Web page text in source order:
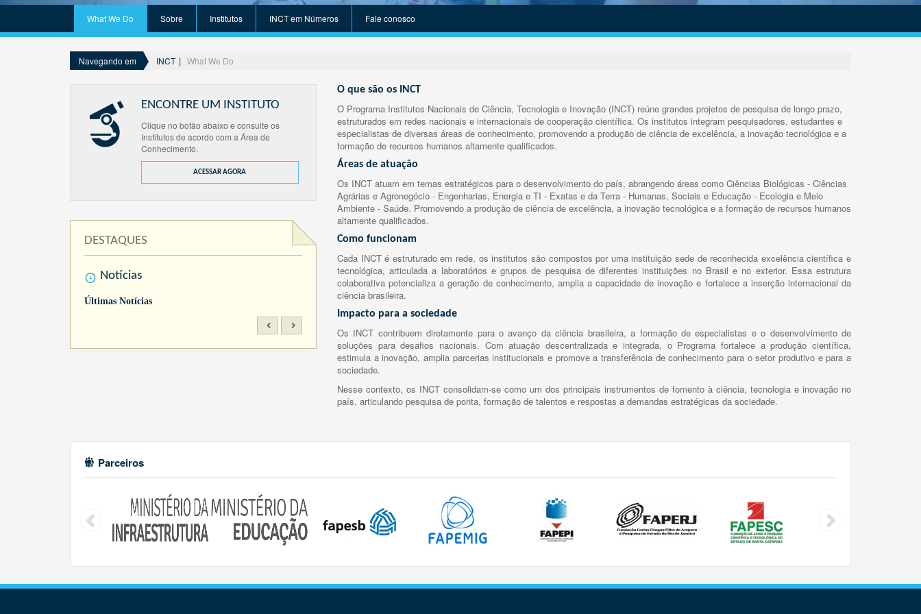
What We Do Sobre Institutos INCT em Números Fale conosco
Navegando em INCT What We Do
ENCONTRE UM INSTITUTO
Clique no botão abaixo e consulte os
Institutos de acordo com a Área de
Conhecimento.
ACESSAR AGORA
DESTAQUES
Notícias
Últimas Notícias
O que são os INCT
O Programa Institutos Nacionais de Ciência, Tecnologia e Inovação (INCT) reúne grandes projetos de pesquisa de longo prazo,
estruturados em redes nacionais e internacionais de cooperação científica. Os institutos integram pesquisadores, estudantes e
especialistas de diversas áreas de conhecimento, promovendo a produção de ciência de excelência, a inovação tecnológica e a
formação de recursos humanos altamente qualificados.
Áreas de atuação
Os INCT atuam em temas estratégicos para o desenvolvimento do país, abrangendo áreas como Ciências Biológicas - Ciências
Agrárias e Agronegócio - Engenharias, Energia e TI - Exatas e da Terra - Humanas, Sociais e Educação - Ecologia e Meio
Ambiente - Saúde. Promovendo a produção de ciência de excelência, a inovação tecnológica e a formação de recursos humanos
altamente qualificados.
Como funcionam
Cada INCT é estruturado em rede, os institutos são compostos por uma instituição sede de reconhecida excelência científica e
tecnológica, articulada a laboratórios e grupos de pesquisa de diferentes instituições no Brasil e no exterior. Essa estrutura
colaborativa potencializa a geração de conhecimento, amplia a capacidade de inovação e fortalece a inserção internacional da
ciência brasileira.
Impacto para a sociedade
Os INCT contribuem diretamente para o avanço da ciência brasileira, a formação de especialistas e o desenvolvimento de
soluções para desafios nacionais. Com atuação descentralizada e integrada, o Programa fortalece a produção científica,
estimula a inovação, amplia parcerias institucionais e promove a transferência de conhecimento para o setor produtivo e para a
sociedade.
Nesse contexto, os INCT consolidam-se como um dos principais instrumentos de fomento à ciência, tecnologia e inovação no
país, articulando pesquisa de ponta, formação de talentos e respostas a demandas estratégicas da sociedade.
Parceiros